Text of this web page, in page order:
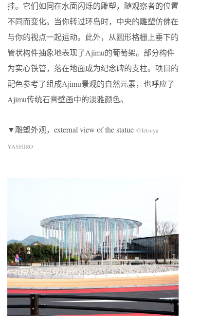
挂。它们如同在水面闪烁的雕塑，随观察者的位置
不同而变化。当你转过环岛时，中央的雕塑仿佛在
与你的视点一起运动。此外，从圆形格栅上垂下的
管状构件抽象地表现了Ajimu的葡萄架。部分构件
为实心铁管，落在地面成为纪念碑的支柱。项目的
配色参考了组成Ajimu景观的自然元素，也呼应了
Ajimu传统石膏壁画中的淡雅颜色。
▼雕塑外观，external view of the statue ©Tetsuya
YASHIRO